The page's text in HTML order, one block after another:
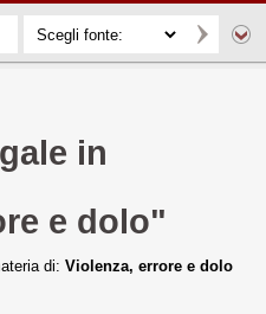
in
e dolo"
di: Violenza, errore e dolo